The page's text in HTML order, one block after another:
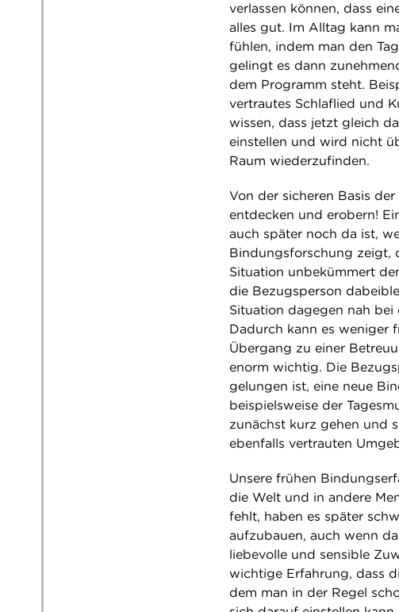
verlassen können, dass
alles gut. Im Alltag kann
fühlen, indem man den
gelingt es dann
dem Programm steht.
vertrautes Schlaflied und
wissen, dass jetzt gleich
einstellen und wird nicht
Raum wiederzufinden.
Von der sicheren Basis
entdecken und erobern!
auch später noch da ist,
Bindungsforschung zeigt,
Situation unbekümmert
die Bezugsperson
Situation dagegen nah
Dadurch kann es weniger
Übergang zu einer
enorm wichtig. Die
gelungen ist, eine neue
beispielsweise der
zunächst kurz gehen und
ebenfalls vertrauten
Unsere frühen
die Welt und in andere
fehlt, haben es später
aufzubauen, auch wenn
liebevolle und sensible
wichtige Erfahrung, dass
dem man in der Regel